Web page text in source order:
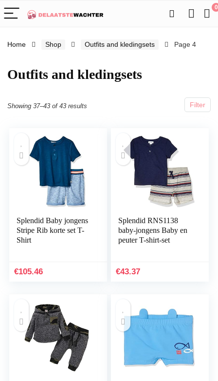
0
Home Shop Outfits and kledingsets Page 4
Outfits and kledingsets
Filter
Showing 37–43 of 43 results
Splendid Baby jongens
Stripe Rib korte set T-
Shirt
€105.46
Splendid RNS1138
baby-jongens Baby en
peuter T-shirt-set
€43.37